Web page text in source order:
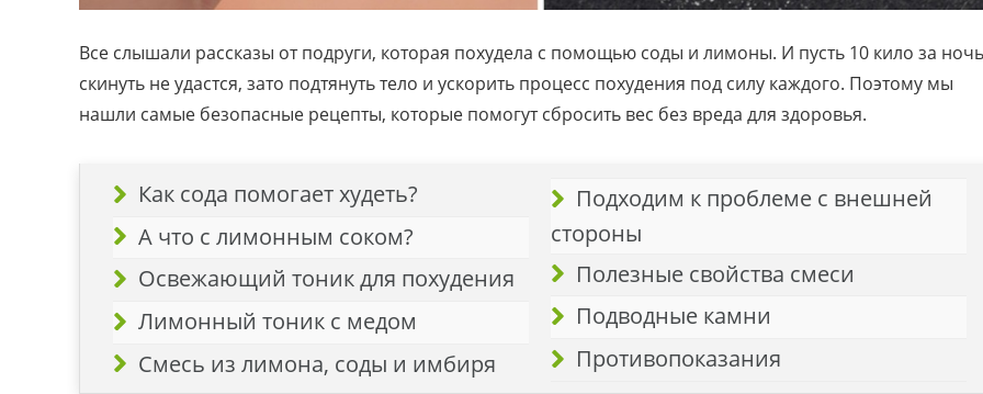
Все слышали рассказы от подруги, которая похудела с помощью соды и лимоны. И пусть 10 кило за ночь
скинуть не удастся, зато подтянуть тело и ускорить процесс похудения под силу каждого. Поэтому мы
нашли самые безопасные рецепты, которые помогут сбросить вес без вреда для здоровья.
Как сода помогает худеть?
А что с лимонным соком?
Освежающий тоник для похудения
Лимонный тоник с медом
Смесь из лимона, соды и имбиря
Подходим к проблеме с внешней
стороны
Полезные свойства смеси
Подводные камни
Противопоказания